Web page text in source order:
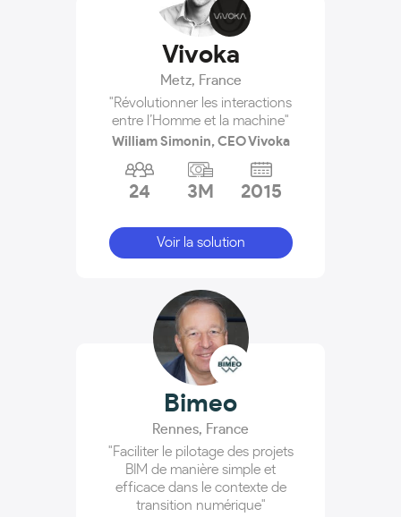
Vivoka
Metz, France
"Révolutionner les interactions
entre l’Homme et la machine"
William Simonin, CEO Vivoka
24 3M 2015
Voir la solution
Bimeo
Rennes, France
"Faciliter le pilotage des projets
BIM de manière simple et
efficace dans le contexte de
transition numérique"